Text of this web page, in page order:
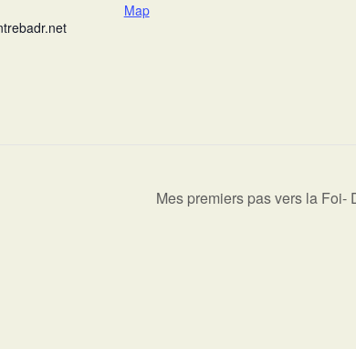
Map
Mes premiers pas vers la Foi-